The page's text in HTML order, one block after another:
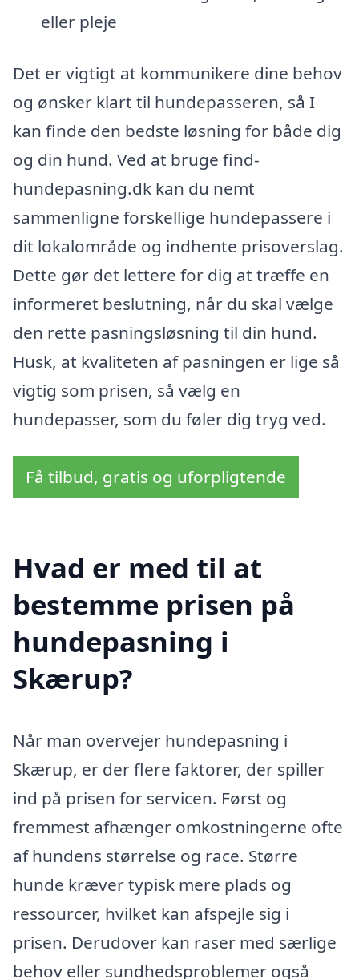
eller pleje
Det er vigtigt at kommunikere dine behov
og ønsker klart til hundepasseren, så I
kan finde den bedste løsning for både dig
og din hund. Ved at bruge find-
hundepasning.dk kan du nemt
sammenligne forskellige hundepassere i
dit lokalområde og indhente prisoverslag.
Dette gør det lettere for dig at træffe en
informeret beslutning, når du skal vælge
den rette pasningsløsning til din hund.
Husk, at kvaliteten af pasningen er lige så
vigtig som prisen, så vælg en
hundepasser, som du føler dig tryg ved.
Få tilbud, gratis og uforpligtende
Hvad er med til at
bestemme prisen på
hundepasning i
Skærup?
Når man overvejer hundepasning i
Skærup, er der flere faktorer, der spiller
ind på prisen for servicen. Først og
fremmest afhænger omkostningerne ofte
af hundens størrelse og race. Større
hunde kræver typisk mere plads og
ressourcer, hvilket kan afspejle sig i
prisen. Derudover kan raser med særlige
behov eller sundhedsproblemer også